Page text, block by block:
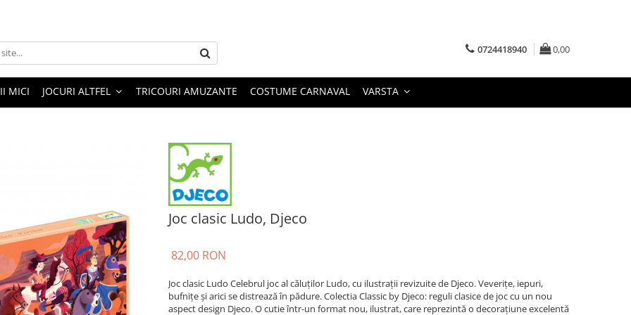
0724418940 0,00
MICI JOCURI ALTFEL TRICOURI AMUZANTE COSTUME CARNAVAL VARSTA
Joc clasic Ludo, Djeco
82,00 RON
Joc clasic Ludo Celebrul joc al căluților Ludo, cu ilustrații revizuite de Djeco. Veverițe, iepuri,
bufnițe și arici se distrează în pădure. Colectia Classic by Djeco: reguli clasice de joc cu un nou
aspect design Djeco. O cutie într-un format nou, ilustrat, care reprezintă o decorațiune excelentă